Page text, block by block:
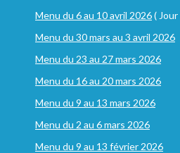
Menu du 6 au 10 avril 2026(
Menu du 30 mars au 3 avril 2026
Menu du 23 au 27 mars 2026
Menu du 16 au 20 mars 2026
Menu du 9 au 13 mars 2026
Menu du 2 au 6 mars 2026
Menu du 9 au 13 février 2026